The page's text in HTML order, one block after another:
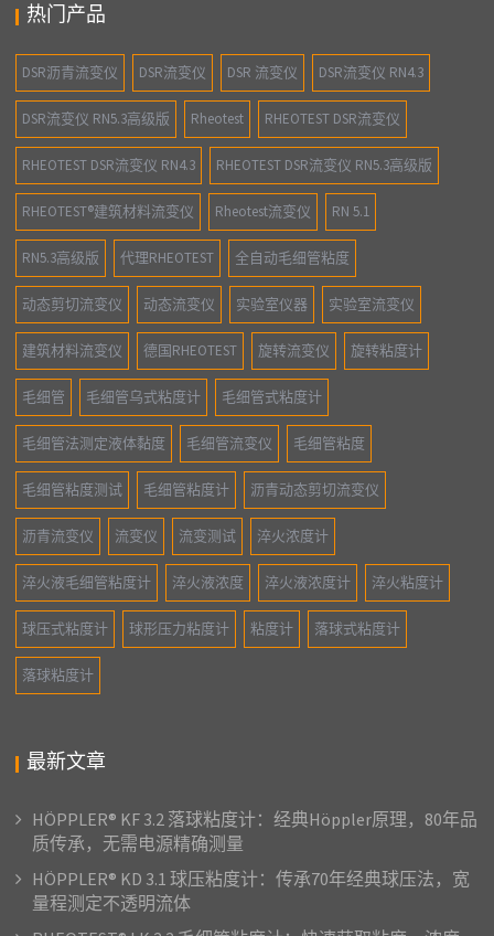
热门产品
DSR沥青流变仪 DSR流变仪 DSR 流变仪 DSR流变仪 RN4.3
DSR流变仪 RN5.3高级版 Rheotest RHEOTEST DSR流变仪
RHEOTEST DSR流变仪 RN4.3 RHEOTEST DSR流变仪 RN5.3高级版
RHEOTEST®建筑材料流变仪 Rheotest流变仪 RN 5.1
RN5.3高级版 代理RHEOTEST 全自动毛细管粘度
动态剪切流变仪 动态流变仪 实验室仪器 实验室流变仪
建筑材料流变仪 德国RHEOTEST 旋转流变仪 旋转粘度计
毛细管 毛细管乌式粘度计 毛细管式粘度计
毛细管法测定液体黏度 毛细管流变仪 毛细管粘度
毛细管粘度测试 毛细管粘度计 沥青动态剪切流变仪
沥青流变仪 流变仪 流变测试 淬火浓度计
淬火液毛细管粘度计 淬火液浓度 淬火液浓度计 淬火粘度计
球压式粘度计 球形压力粘度计 粘度计 落球式粘度计
落球粘度计
最新文章
HÖPPLER® KF 3.2 落球粘度计：经典Höppler原理，80年品
质传承，无需电源精确测量
HÖPPLER® KD 3.1 球压粘度计：传承70年经典球压法，宽
量程测定不透明流体